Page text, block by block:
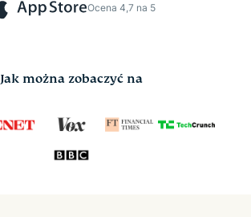
Ocena 4,7 na 5
Jak można zobaczyć na